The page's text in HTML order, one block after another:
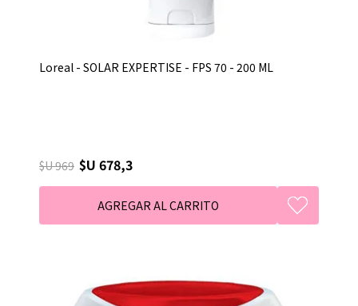
Loreal - SOLAR EXPERTISE - FPS 70 - 200 ML
$U 969 $U 678,3